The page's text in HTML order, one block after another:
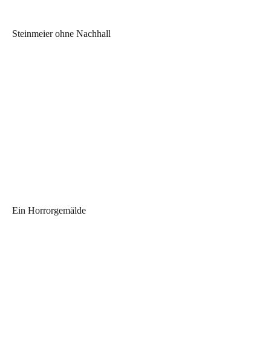
Steinmeier ohne Nachhall
Ein Horrorgemälde